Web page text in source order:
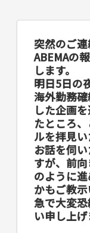
突然のご連
ABEMAの
します。
明日5日の
海外勤務
した企画
たところ
ルを拝見い
お話を伺
すが、前
のように
かもご教示
急で大変
い申し上げ